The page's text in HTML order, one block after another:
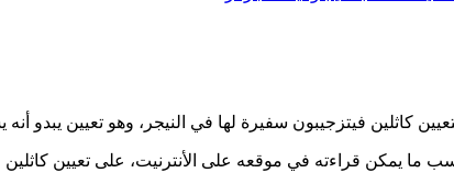
كاثلين فيتزجيبون سفيرة لها في النيجر، وهو تعيين
قراءته في موقعه على الأنترنيت، على تعيين كاثلين